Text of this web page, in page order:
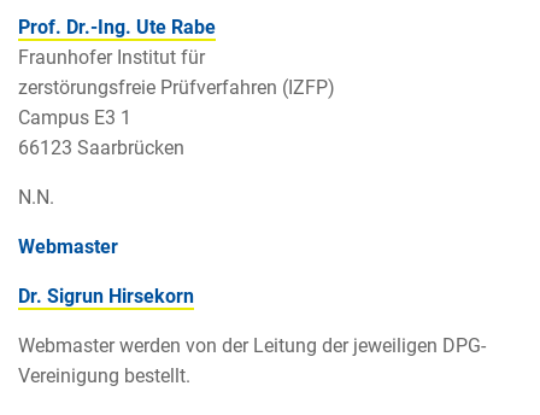
Prof. Dr.-Ing. Ute Rabe
Fraunhofer Institut für
zerstörungsfreie Prüfverfahren (IZFP)
Campus E3 1
66123 Saarbrücken
N.N.
Webmaster
Dr. Sigrun Hirsekorn
Webmaster werden von der Leitung der jeweiligen DPG-
Vereinigung bestellt.